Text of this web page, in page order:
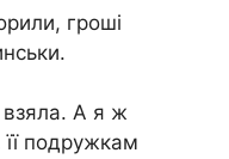
гроші
А я ж
подружкам